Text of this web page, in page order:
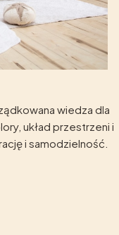
wiedza dla
układ przestrzeni i
i samodzielność.